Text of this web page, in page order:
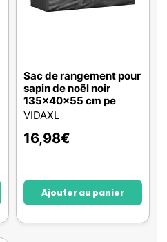
Sac de rangement pour
sapin de noël noir
135x40x55 cm pe
VIDAXL
16,98€
Ajouter au panier